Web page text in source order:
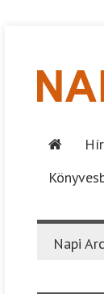
Napi